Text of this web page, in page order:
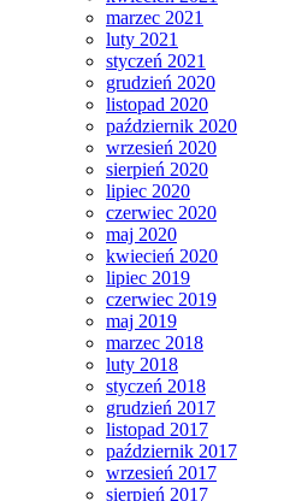
marzec 2021
luty 2021
styczeń 2021
grudzień 2020
listopad 2020
październik 2020
wrzesień 2020
sierpień 2020
lipiec 2020
czerwiec 2020
maj 2020
kwiecień 2020
lipiec 2019
czerwiec 2019
maj 2019
marzec 2018
luty 2018
styczeń 2018
grudzień 2017
listopad 2017
październik 2017
wrzesień 2017
sierpień 2017